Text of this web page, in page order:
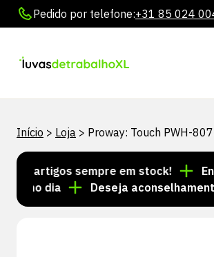
Pedido por telefone:+31 85 024
Início > Loja > Proway: Touch PWH-
artigos sempre em stock!
dia
Deseja aconselhamento